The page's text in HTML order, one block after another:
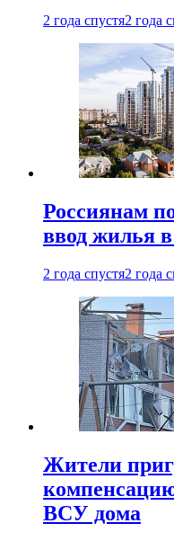
2 года спустя2 года
Россиянам
ввод жилья в
2 года спустя2 года
Жители
ВСУ дома